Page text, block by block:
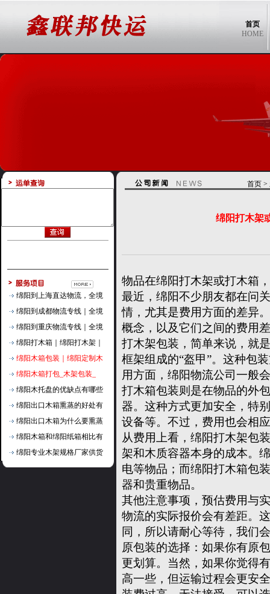
首页
HOME
绵阳到上海直达物流，全境
绵阳到成都物流专线｜全境
绵阳到重庆物流专线｜全境
绵阳打木箱｜绵阳打木架｜
绵阳木箱包装｜绵阳定制木
绵阳木箱打包_木架包装_
绵阳木托盘的优缺点有哪些
绵阳出口木箱熏蒸的好处有
绵阳出口木箱为什么要熏蒸
绵阳木箱和绵阳纸箱相比有
绵阳专业木架规格厂家供货
首页>
绵阳打木架
物品在绵阳打木架或打木箱
最近，绵阳不少朋友都在问
情，尤其是费用方面的差异
概念，以及它们之间的费用
打木架包装，简单来说，就
框架组成的“盔甲”。这种包
用方面，绵阳物流公司一般
打木箱包装则是在物品的外
器。这种方式更加安全，特
设备等。不过，费用也会相
从费用上看，绵阳打木架包
架和木质容器本身的成本。
电等物品；而绵阳打木箱包
器和贵重物品。
其他注意事项，预估费用与
物流的实际报价会有差距。
同，所以请耐心等待，我们
原包装的选择：如果你有原
更划算。当然，如果你觉得
高一些，但运输过程会更安